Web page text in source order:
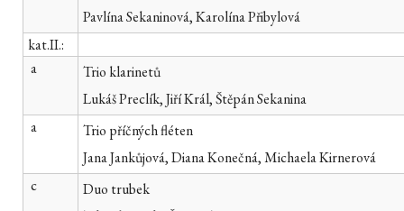
Pavlína Sekaninová, Karolína Přibylová
kat.II.:
a
Trio klarinetů
Lukáš Preclík, Jiří Král, Štěpán Sekanina
a
Trio příčných fléten
Jana Jankůjová, Diana Konečná, Michaela Kirnerová
c
Duo trubek